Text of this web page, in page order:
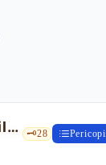
Niente gioia: l'esilio e il profeta deriso — Os 9,1-17 🗝️28 Pericopi